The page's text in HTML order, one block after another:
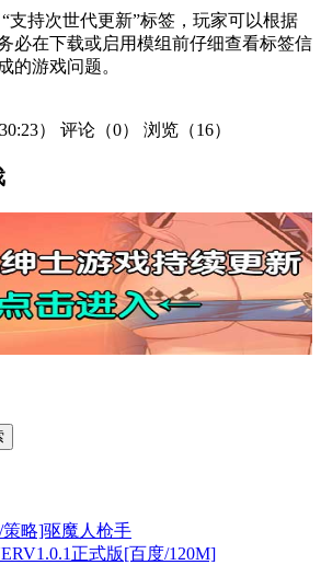
支持次世代更新”标签，玩家可以根据
必在下载或启用模组前仔细查看标签信
的游戏问题。
）
评论（0） 浏览（16）
略]驱魔人枪手
正式版[百度/120M]